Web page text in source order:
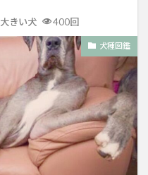
きい犬 400回
犬種図鑑